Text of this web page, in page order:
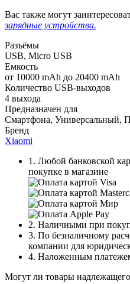
Вас также могут
зарядные устройства.
Разъёмы
USB, Micro USB
Емкость
от 10000 mAh до 20400 mAh
Количество USB-выходов
4 выхода
Предназначен для
Смартфона, Универсальный,
Бренд
Xiaomi
1. Любой банковской
покупке в магазине
2. Наличными при
3. По безналичному
компании для
4. Наложенным
Могут ли товары